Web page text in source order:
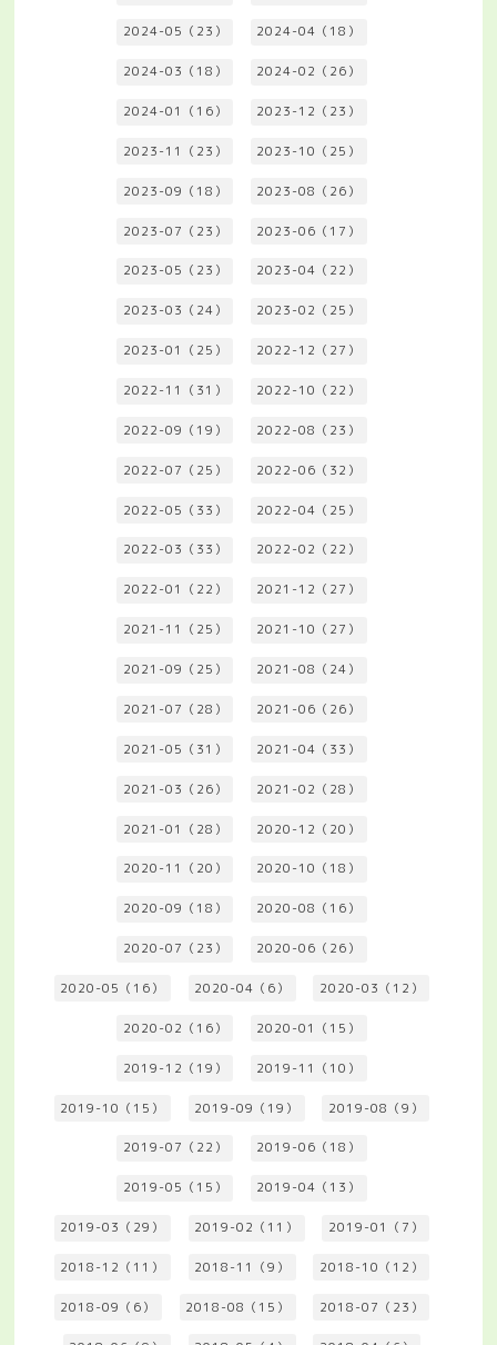
2024-05（23） 2024-04（18）
2024-03（18） 2024-02（26）
2024-01（16） 2023-12（23）
2023-11（23） 2023-10（25）
2023-09（18） 2023-08（26）
2023-07（23） 2023-06（17）
2023-05（23） 2023-04（22）
2023-03（24） 2023-02（25）
2023-01（25） 2022-12（27）
2022-11（31） 2022-10（22）
2022-09（19） 2022-08（23）
2022-07（25） 2022-06（32）
2022-05（33） 2022-04（25）
2022-03（33） 2022-02（22）
2022-01（22） 2021-12（27）
2021-11（25） 2021-10（27）
2021-09（25） 2021-08（24）
2021-07（28） 2021-06（26）
2021-05（31） 2021-04（33）
2021-03（26） 2021-02（28）
2021-01（28） 2020-12（20）
2020-11（20） 2020-10（18）
2020-09（18） 2020-08（16）
2020-07（23） 2020-06（26）
2020-05（16） 2020-04（6） 2020-03（12）
2020-02（16） 2020-01（15）
2019-12（19） 2019-11（10）
2019-10（15） 2019-09（19） 2019-08（9）
2019-07（22） 2019-06（18）
2019-05（15） 2019-04（13）
2019-03（29） 2019-02（11） 2019-01（7）
2018-12（11） 2018-11（9） 2018-10（12）
2018-09（6） 2018-08（15） 2018-07（23）